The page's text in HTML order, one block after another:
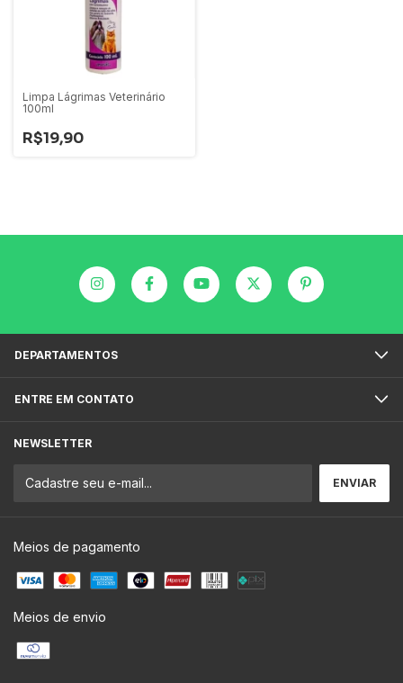
Limpa Lágrimas Veterinário
100ml
R$19,90
DEPARTAMENTOS
ENTRE EM CONTATO
NEWSLETTER
Meios de pagamento
Meios de envio